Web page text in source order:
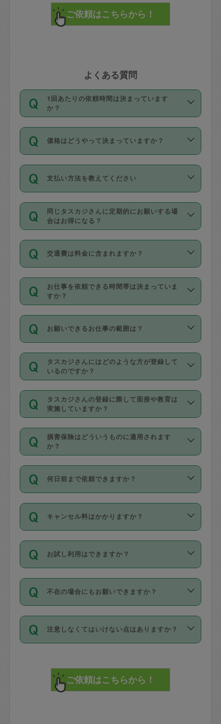
よくある質問
1回あたりの依頼時間は決まっています
か？
依頼1回につき3時間固定です。3時間を
超えて依頼したい場合は、延長機能をご
利用ください。機能をご利用いただくに
の上事前申請することが必要です。な
お、3時間を下回っても、値引き等はござ
いません。
価格はどうやって決まっていますか？
11種類の価格帯の中からタスカジさん自
身が価格を選んで設定しています。
タスカジさんの価格設定には最初は制限
があり、レビュー件数、レビューの平均
値、などで除々に設定可能な最高額が上
がっていく仕組みになっています。
支払い方法を教えてください
お支払方法はクレジットカード（Visa／
Master／JCB／AMERICAN EXPRESS／
Diners Club）のみとなります。
を行う際にご入力ください。プロフィー
ル登録時にはご入力いただかなくても大
丈夫です。
デビットカード・プリペイドカード（Vプ
リカ、au WALLETなど）は支払にはご利
銀行振込や現金払いも対応していませ
なお、タスカジさんの交通費も、依頼料
金のご請求と合わせてお支払いとなりま
動計算で表示されます。
同じタスカジさんに定期的にお願いする場
合はお得になる？
依頼には「スポット」と「定期（毎週｜
隔週）」があり、「定期」の依頼は「ス
ポット」よりお得な料金でご利用できま
す。
定期の最低利用回数は設けていない代わ
りに、一定数を超えたキャンセルは有償
（例：毎週定期の場合は３回以上のキャ
ンセルが有償（1200円、隔週定期の場合
は２回以上のキャンセルが有償（1200
交通費は料金に含まれますか？
交通費は依頼料金とは別途発生し、依頼
料金のご請求と合わせてお支払いとなり
ます。交通費の金額は「依頼の詳細」に
お仕事を依頼できる時間帯は決まっていま
すか？
時間帯は3種類あります。いずれも１回あ
たり３時間です。
・ＡＭ ９時～１２時
・ＰＭ １３時～１６時
・夜 １８時～２１時
開始時間を２時間前後変更することが可
能です。依頼送信後、個別にタスカジさ
んにメッセージを送り調整してくださ
い。ただし、２時間を越えての調整はで
時間も被らない場合、損害保険の対象外
お願いできるお仕事の範囲は？
掃除、整理収納、洗濯、買い物、料理、
作り置きです。タスカジさんによってで
きる仕事の範囲が異なりますので、依頼
する前にタスカジさんのプロフィールで
確認してください。
基本的に、高所での作業や危険作業、屋
外での作業は対象外です。
タスカジさんにはどのような方が登録して
いるのですか？
主婦として長年の家事経験をお持ちの
方、栄養士・調理師といった資格者で保
育園や学校の給食やレストランで料理関
係の専門職に従事されていた方、日本で
すでにハウスキーパーや英語の先生とし
てお仕事をしているフィリピン出身の
社員など様々なバックグラウンドの方が
登録しています。
日本語も話せる方など様々です。
ールに記載していますので、各自の得意
を依頼してください。
タスカジさんの登録に際して面接や教育は
実施していますか？
応募の際に、各自事務局との面接と説明
を行っています。その後、身分証明書の
写真提出をしていただいています。外国
確認しています。タスカジさんトレーニ
ング動画を使ったセルフトレーニングの
現場トライアルを受け、合格したタスカ
ジさんが活動されています。
※テストセンターの講評は１件目のレビュ
参考
【詳細】タスカジさんの登録に際
損害保険はどういうものに適用されます
か？
依頼者とタスカジさんとの間でタスカジ
を通して成立した作業時間内での作業に
適用されます。作業範囲は、掃除、洗
です。作業中に物を壊したり、人にけが
をさせたりした場合が対象で、補償金額
す。
写真を撮り、
詳細FAQ：
損害賠償保険について教えて
何日前まで依頼できますか？
ご依頼は、現在を起点に3日後（72時間
以降）の日時から受付可能となっていま
す。
タスカジさんへ「募集」をかけることが
可能です。
キャンセル料はかかりますか？
キャンセル料には、以下の2種類がありま
す。
1. 直前キャンセル（定期、スポット契約
共通）
72時間を超える※と、以下のキャンセル
料が発生します。
直前キャンセル料：
72時間前〜24時間前＝依頼料金の50%
お試し利用はできますか？
「お試し利用」というメニューはありま
せんが、「一回のみ」依頼を活用するこ
とによって、気に入ったタスカジさんを
まず、条件の合う気になるタスカジさ
みてください。
その後、一番気に入ったタスカジさんに
不在の場合にもお願いできますか？
不在の場合の作業はタスカジさんの同意
が必要です。数回の依頼ののち、タスカ
ジさんと依頼者の間で十分な信頼関係が
てください。
不在時に部屋に入るためにタスカジさん
注意しなくてはいけない点はありますか？
で、必ず鍵のかかるロッカーや金庫に入
れて依頼者の責任の元管理するよう心掛
けてください。